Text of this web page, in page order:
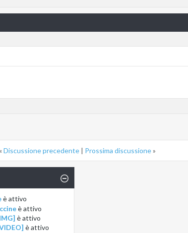
«Discussione precedente | Prossima discussione»
èattivo
èattivo
èattivo
èattivo